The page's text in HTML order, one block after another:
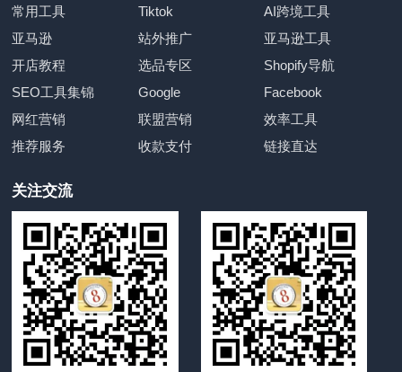
常用工具 Tiktok
AI跨境工具
亚马逊
站外推广
亚马逊工具
开店教程
选品专区
Shopify导航
SEO工具集锦
Google
Facebook
网红营销
联盟营销
效率工具
推荐服务
收款支付 链接直达
关注交流